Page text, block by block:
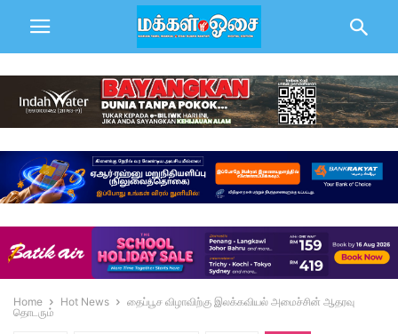
Home Hot News
தைப்பூச விழாவிற்கு இலக்கவியல் அமைச்சின் ஆதரவு
தொடரும்